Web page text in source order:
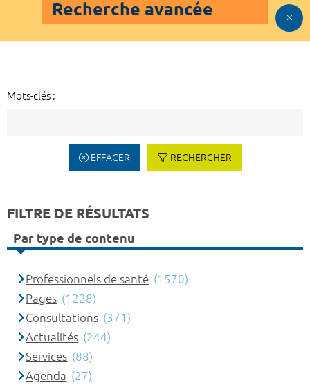
Recherche avancée
Mots-clés :
EFFACER RECHERCHER
FILTRE DE RÉSULTATS
Par type de contenu
Professionnels de santé (1570)
Pages (1228)
Consultations (371)
Actualités (244)
Services (88)
Agenda (27)